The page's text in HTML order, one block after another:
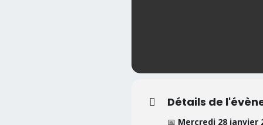
Détails de
📅 Mercredi 28 janvier